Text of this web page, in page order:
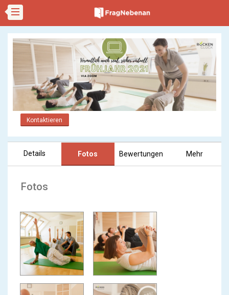
Kontaktieren
Details Fotos Bewertungen Mehr
Fotos